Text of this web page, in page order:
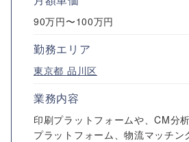
90万円〜100万円
勤務エリア
東京都 品川区
業務内容
印刷プラットフォームや、CM分
プラットフォーム、物流マッチン